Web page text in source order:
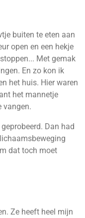
buiten te eten aan
open en een hekje
Met gemak
En zo kon ik
het huis. Hier waren
het mannetje
vangen.
Dan had
dat toch moet
Ze heeft heel mijn